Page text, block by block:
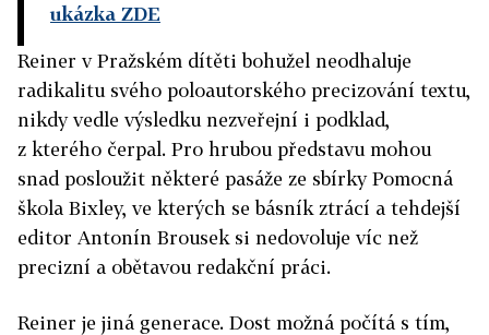
ukázka ZDE
Reiner v Pražském dítěti bohužel neodhaluje
radikalitu svého poloautorského precizování textu,
nikdy vedle výsledku nezveřejní i podklad,
z kterého čerpal. Pro hrubou představu mohou
snad posloužit některé pasáže ze sbírky Pomocná
škola Bixley, ve kterých se básník ztrácí a tehdejší
editor Antonín Brousek si nedovoluje víc než
precizní a obětavou redakční práci.
Reiner je jiná generace. Dost možná počítá s tím,